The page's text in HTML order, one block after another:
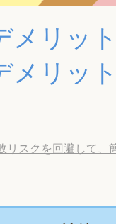
メリッ
メリッ
リスクを回避して